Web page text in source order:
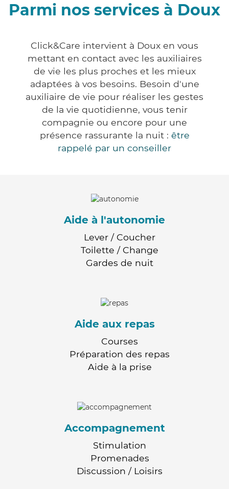
Parmi nos services à Doux
Click&Care intervient à Doux en vous
mettant en contact avec les auxiliaires
de vie les plus proches et les mieux
adaptées à vos besoins. Besoin d'une
auxiliaire de vie pour réaliser les gestes
de la vie quotidienne, vous tenir
compagnie ou encore pour une
présence rassurante la nuit : être
rappelé par un conseiller
Aide à l'autonomie
Lever / Coucher
Toilette / Change
Gardes de nuit
Aide aux repas
Courses
Préparation des repas
Aide à la prise
Accompagnement
Stimulation
Promenades
Discussion / Loisirs